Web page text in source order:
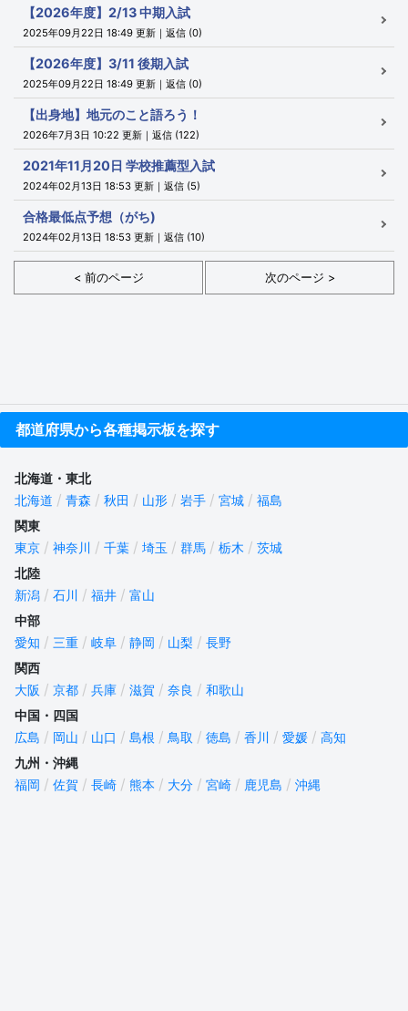
【2026年度】2/13 中期入試
2025年09月22日 18:49 更新｜返信 (0)
【2026年度】3/11 後期入試
2025年09月22日 18:49 更新｜返信 (0)
【出身地】地元のこと語ろう！
2026年7月3日 10:22 更新｜返信 (122)
2021年11月20日 学校推薦型入試
2024年02月13日 18:53 更新｜返信 (5)
合格最低点予想（がち)
2024年02月13日 18:53 更新｜返信 (10)
< 前のページ 次のページ >
都道府県から各種掲示板を探す
北海道・東北
北海道
青森 秋田 山形 岩手 宮城
福島
関東
東京
神奈川 千葉 埼玉 群馬 栃木
茨城
北陸
新潟
石川 福井
富山
中部
愛知
三重 岐阜 静岡 山梨
長野
関西
大阪
京都 兵庫 滋賀 奈良
和歌山
中国・四国
広島
岡山 山口 島根 鳥取 徳島 香川 愛媛
高知
九州・沖縄
福岡
佐賀 長崎 熊本 大分 宮崎 鹿児島 沖縄